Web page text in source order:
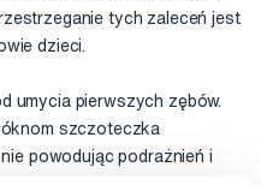
tych zaleceń jest
dzieci.
umycia pierwszych zębów.
szczoteczka
powodując podrażnień i